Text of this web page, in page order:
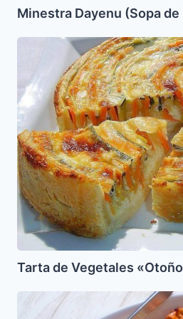
Minestra Dayenu (Sopa
Vegetales
«Otoño
Sol»
Tarta de Vegetales